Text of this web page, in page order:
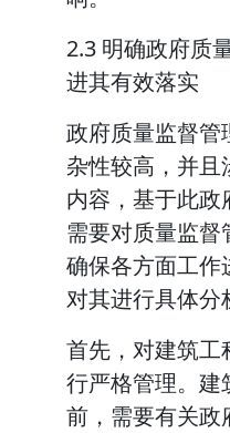
2.3 明确政府质
进其有效落实
政府质量监督管
杂性较高，并
内容，基于此政
需要对质量监督
确保各方面工作
对其进行具体分
首先，对建筑工
行严格管理。建
前，需要有关政